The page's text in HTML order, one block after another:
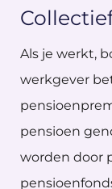
Als je werkt,
werkgever
pensioen
worden door